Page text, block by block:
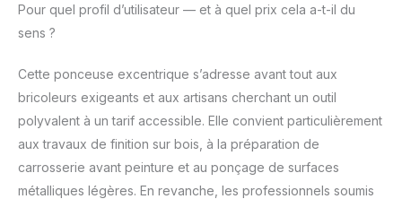
Pour quel profil d’utilisateur — et à quel prix cela a-t-il du
sens ?
Cette ponceuse excentrique s’adresse avant tout aux
bricoleurs exigeants et aux artisans cherchant un outil
polyvalent à un tarif accessible. Elle convient particulièrement
aux travaux de finition sur bois, à la préparation de
carrosserie avant peinture et au ponçage de surfaces
métalliques légères. En revanche, les professionnels soumis